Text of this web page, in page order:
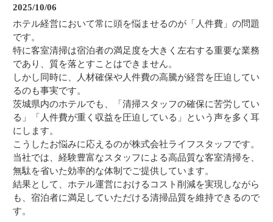
2025/10/06
ホテル経営において常に頭を悩ませるのが「人件費」の問題
です。
特に客室清掃は宿泊者の満足度を大きく左右する重要な業務
であり、質を落とすことはできません。
しかし同時に、人材確保や人件費の高騰が経営を圧迫してい
るのも事実です。
茨城県内のホテルでも、「清掃スタッフの確保に苦労してい
る」「人件費が重く収益を圧迫している」という声を多く耳
にします。
こうしたお悩みに応えるのが株式会社ライフスタッフです。
当社では、経験豊富なスタッフによる高品質な客室清掃を、
無駄を省いた効率的な体制でご提供しています。
結果として、ホテル運営におけるコスト削減を実現しながら
も、宿泊者に満足していただける清掃品質を維持できるので
す。